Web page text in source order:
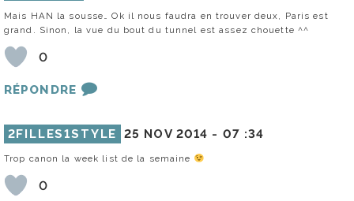
Mais HAN la sousse… Ok il nous faudra en trouver deux, Paris est
grand. Sinon, la vue du bout du tunnel est assez chouette ^^
0
RÉPONDRE
2FILLES1STYLE 25 NOV 2014 - 07 :34
Trop canon la week list de la semaine
0